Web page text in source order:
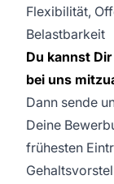
Flexibilität,
Belastbarkeit
Du kannst
bei uns
Dann sende
Deine
frühesten